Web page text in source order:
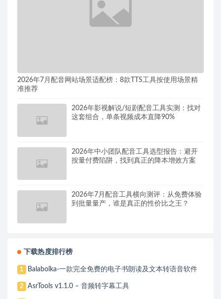
2026年7月配音网站场景适配榜：8款TTS工具按使用场景精
准推荐
2026年影视解说/短剧配音工具实测：找对
这套组合，单条视频成本直降90%
2026年中小团队配音工具选型报告：避开
按量付费陷阱，找到真正的降本增效方案
2026年7月配音工具横向测评：从免费体验
到批量量产，谁是真正的性价比之王？
下载热度排行榜
1 Balabolka-一款完全免费的电子书朗读及文本转语音软件
2 AsrTools v1.1.0 – 音频转字幕工具